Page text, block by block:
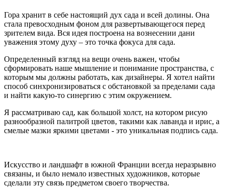
Гора хранит в себе настоящий дух сада и всей долины. Она
стала превосходным фоном для развертывающегося перед
зрителем вида. Вся идея построена на вознесении дани
уважения этому духу – это точка фокуса для сада.
Определенный взгляд на вещи очень важен, чтобы
сформировать наше мышление и понимание пространства, с
которым мы должны работать, как дизайнеры. Я хотел найти
способ синхронизироваться с обстановкой за пределами сада
и найти какую-то синергию с этим окружением.
Я рассматриваю сад, как большой холст, на котором рисую
разнообразной палитрой цветов, такими как лаванда и ирис, а
смелые мазки яркими цветами - это уникальная подпись сада.
Искусство и ландшафт в южной Франции всегда неразрывно
связаны, и было немало известных художников, которые
сделали эту связь предметом своего творчества.